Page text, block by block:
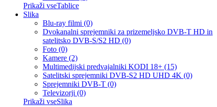
Prikaži vseTablice
Slika
Blu-ray filmi (0)
Dvokanalni sprejemniki za prizemeljsko DVB-T HD in
satelitsko DVB-S/S2 HD (0)
Foto (0)
Kamere (2)
Multimedijski predvajalniki KODI 18+ (15)
Satelitski sprejemniki DVB-S2 HD UHD 4K (0)
Sprejemniki DVB-T (0)
Televizorji (0)
Prikaži vseSlika